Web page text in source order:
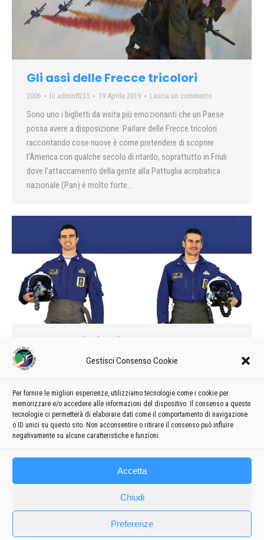
Gestisci Consenso Cookie
Per fornire le migliori esperienze, utilizziamo tecnologie come i cookie per
memorizzare e/o accedere alle informazioni del dispositivo. Il consenso a queste
tecnologie ci permetterà di elaborare dati come il comportamento di navigazione
o ID unici su questo sito. Non acconsentire o ritirare il consenso può influire
negativamente su alcune caratteristiche e funzioni.
Accetta
Chiudi
Preferenze
Gli assi delle Frecce tricolori
2006 Di admin8235 19 Aprile 2019 Lascia un commento
Sono uno i biglietti da visita più emozionanti che un Paese
possa avere a disposizione. Parlare delle Frecce tricolori
raccontando cose nuove è come pretendere di scoprire
l’America con qualche secolo di ritardo, soprattutto in Friuli
dove l’attaccamento della gente alla Pattuglia acrobatica
nazionale (Pan) è molto forte…
Due nuovi piloti
2005 admin8235 10 Aprile 2019 Lascia un commento
tradizione delle Frecce Tricolori. Sono quelli del capitano Jan
Slangen e del tenente Dario Paoli che si esibiranno in volo
rispettivamente nei ruoli di Pony 7 e di Pony 9.